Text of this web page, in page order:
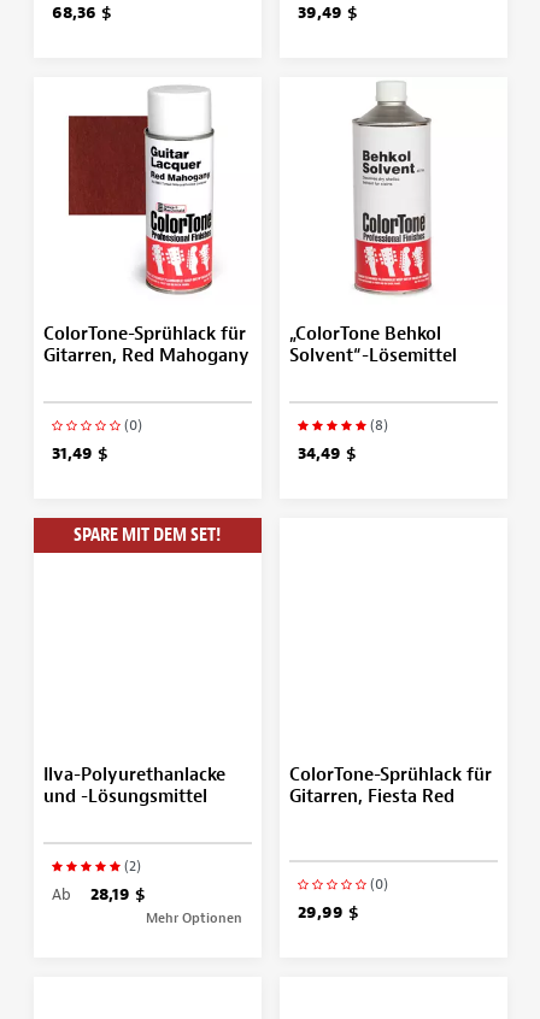
68,36 $ 39,49 $
ColorTone-Sprühlack für
Gitarren, Red Mahogany
(0)
31,49 $
„ColorTone Behkol
Solvent“-Lösemittel
(8)
34,49 $
SPARE MIT DEM SET!
Ilva-Polyurethanlacke
und -Lösungsmittel
(2)
Ab 28,19 $
Mehr Optionen
ColorTone-Sprühlack für
Gitarren, Fiesta Red
(0)
29,99 $